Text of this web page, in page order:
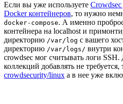
Если вы уже используете
Docker контейнеров, то нужно
docker-compose. А именно
контейнера на localhost и
директорию /var/log с вашего
директорию /var/logs/ внутри
crowdsec мог считывать логи
коллекций добавлять не
crowdsecurity/linux а в нее уже